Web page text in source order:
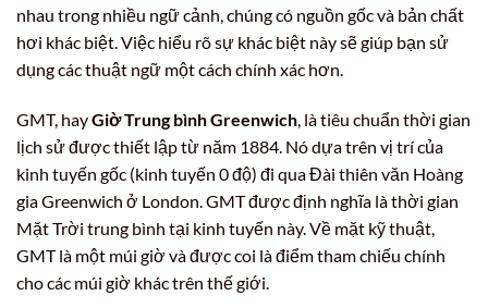
nhau trong nhiều ngữ cảnh, chúng có nguồn gốc và bản chất
hơi khác biệt. Việc hiểu rõ sự khác biệt này sẽ giúp bạn sử
dụng các thuật ngữ một cách chính xác hơn.
GMT, hayGiờ Trung bình Greenwich, là tiêu chuẩn thời gian
lịch sử được thiết lập từ năm 1884. Nó dựa trên vị trí của
kinh tuyến gốc (kinh tuyến 0 độ) đi qua Đài thiên văn Hoàng
gia Greenwich ở London. GMT được định nghĩa là thời gian
Mặt Trời trung bình tại kinh tuyến này. Về mặt kỹ thuật,
GMT là một múi giờ và được coi là điểm tham chiếu chính
cho các múi giờ khác trên thế giới.